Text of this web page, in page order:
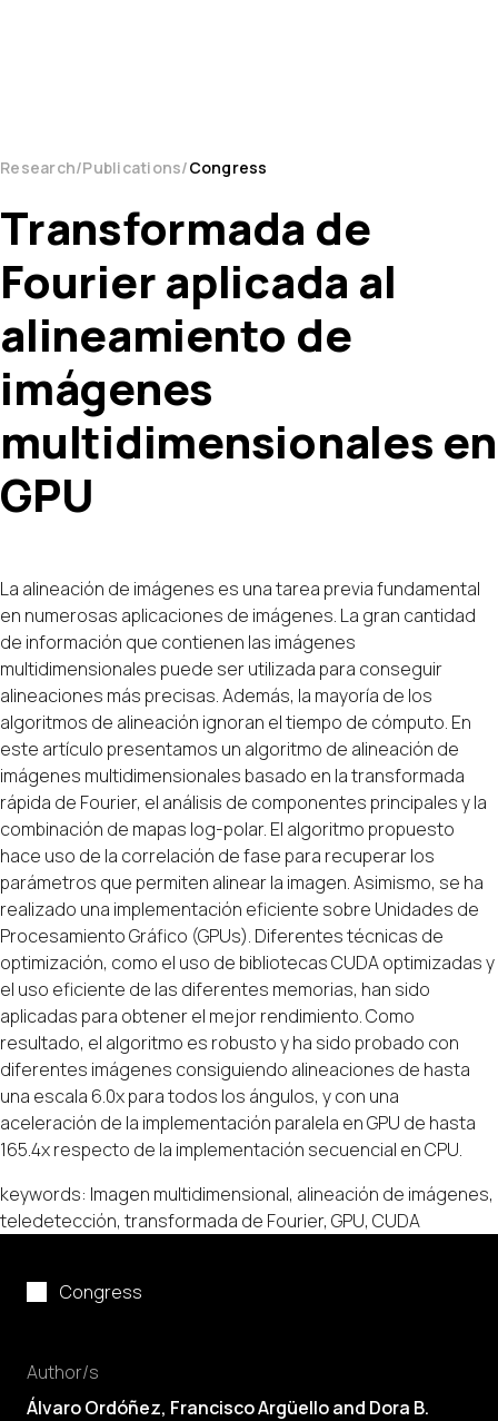
Research Publications Congress
Congress
Author/s
Álvaro Ordóñez, Francisco Argüello and Dora B.
Transformada de
Fourier aplicada al
alineamiento de
imágenes
multidimensionales en
GPU
La alineación de imágenes es una tarea previa fundamental
en numerosas aplicaciones de imágenes. La gran cantidad
de información que contienen las imágenes
multidimensionales puede ser utilizada para conseguir
alineaciones más precisas. Además, la mayoría de los
algoritmos de alineación ignoran el tiempo de cómputo. En
este artículo presentamos un algoritmo de alineación de
imágenes multidimensionales basado en la transformada
rápida de Fourier, el análisis de componentes principales y la
combinación de mapas log-polar. El algoritmo propuesto
hace uso de la correlación de fase para recuperar los
parámetros que permiten alinear la imagen. Asimismo, se ha
realizado una implementación eficiente sobre Unidades de
Procesamiento Gráfico (GPUs). Diferentes técnicas de
optimización, como el uso de bibliotecas CUDA optimizadas y
el uso eficiente de las diferentes memorias, han sido
aplicadas para obtener el mejor rendimiento. Como
resultado, el algoritmo es robusto y ha sido probado con
diferentes imágenes consiguiendo alineaciones de hasta
una escala 6.0x para todos los ángulos, y con una
aceleración de la implementación paralela en GPU de hasta
165.4x respecto de la implementación secuencial en CPU.
keywords: Imagen multidimensional, alineación de imágenes,
teledetección, transformada de Fourier, GPU, CUDA